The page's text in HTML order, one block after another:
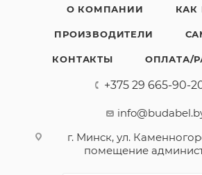
О КОМПАНИИ КАК
ПРОИЗВОДИТЕЛИ
КОНТАКТЫ ОПЛАТА/
+375 29 665-90-
г. Минск, ул.
помещение